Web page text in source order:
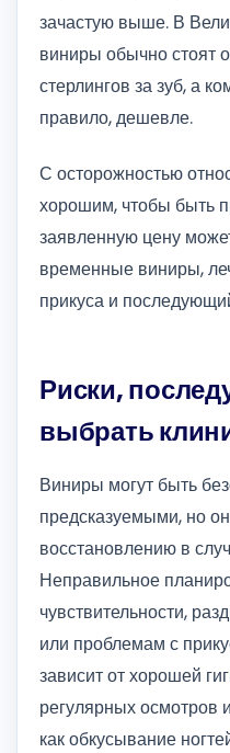
зачастую выше. В
виниры обычно стоят
стерлингов за зуб, а
правило, дешевле.
С осторожностью
хорошим, чтобы быть
заявленную цену
временные виниры,
прикуса и
Риски,
выбрать
Виниры могут быть
предсказуемыми, но
восстановлению в
Неправильное
чувствительности,
или проблемам с
зависит от хорошей
регулярных осмотров
как обкусывание